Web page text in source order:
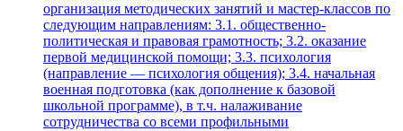
организация методических занятий и мастер-классов по
следующим направлениям: 3.1. общественно-
политическая и правовая грамотность; 3.2. оказание
первой медицинской помощи; 3.3. психология
(направление — психология общения); 3.4. начальная
военная подготовка (как дополнение к базовой
школьной программе), в т.ч. налаживание
сотрудничества со всеми профильными